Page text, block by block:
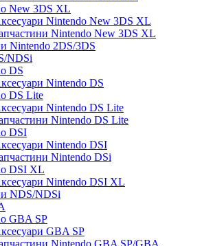
New 3DS XL
Nintendo New 3DS XL
Nintendo New 3DS XL
Nintendo 2DS/3DS
NDSi
DS
Nintendo DS
DS Lite
Nintendo DS Lite
Nintendo DS Lite
DSI
Nintendo DSI
Nintendo DSi
DSI XL
Nintendo DSI XL
NDS/NDSi
GBA SP
GBA SP
Nintendo GBA SP/GBA